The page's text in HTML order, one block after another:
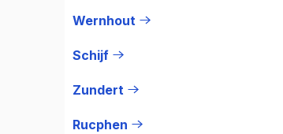
Wernhout
Schijf
Zundert
Rucphen